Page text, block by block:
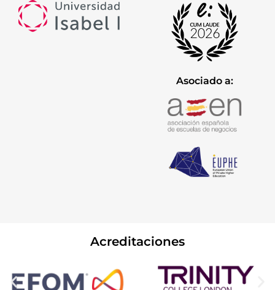
Asociado a:
Acreditaciones